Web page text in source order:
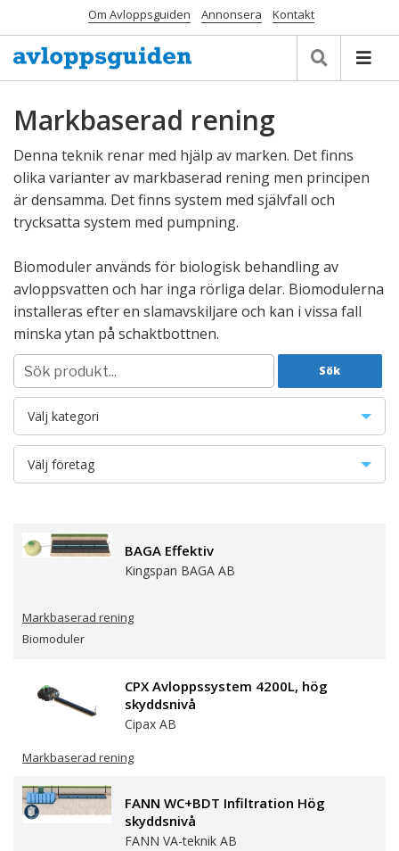
Om Avloppsguiden Annonsera Kontakt
Markbaserad rening
Denna teknik renar med hjälp av marken. Det finns
olika varianter av markbaserad rening men principen
är densamma. Det finns system med självfall och
trycksatta system med pumpning.
Biomoduler används för biologisk behandling av
avloppsvatten och har inga rörliga delar. Biomodulerna
installeras efter en slamavskiljare och kan i vissa fall
minska ytan på schaktbottnen.
Välj kategori
Kompletterande fosforrening
Markbaserad rening
Minireningsverk
Slamavskiljare
Toaletter
Extremt snålspolande toaletter
Välj företag
Alnarp Cleanwater Technology AB
BioKube
Cipax AB
Conclean AB
DiaPure AB
BAGA Effektiv
Kingspan BAGA AB
Markbaserad rening
Biomoduler
CPX Avloppssystem 4200L, hög
skyddsnivå
Cipax AB
Markbaserad rening
FANN WC+BDT Infiltration Hög
skyddsnivå
FANN VA-teknik AB